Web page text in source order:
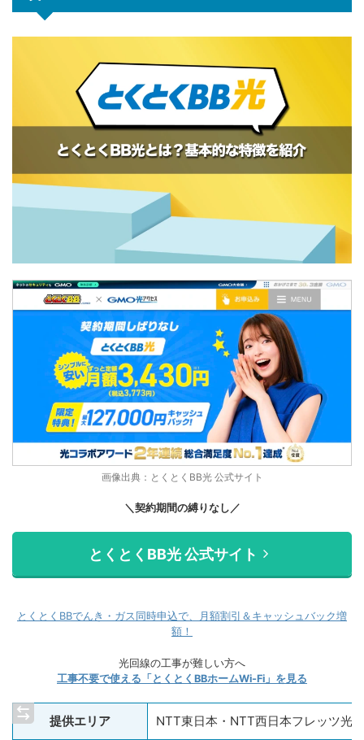
画像出典：とくとくBB光 公式サイト
＼契約期間の縛りなし／
とくとくBB光 公式サイト
とくとくBBでんき・ガス同時申込で、月額割引＆キャッシュバック増
額！
光回線の工事が難しい方へ
工事不要で使える「とくとくBBホームWi-Fi」を見る
提供エリア NTT東日本・NTT西日本フレッツ光